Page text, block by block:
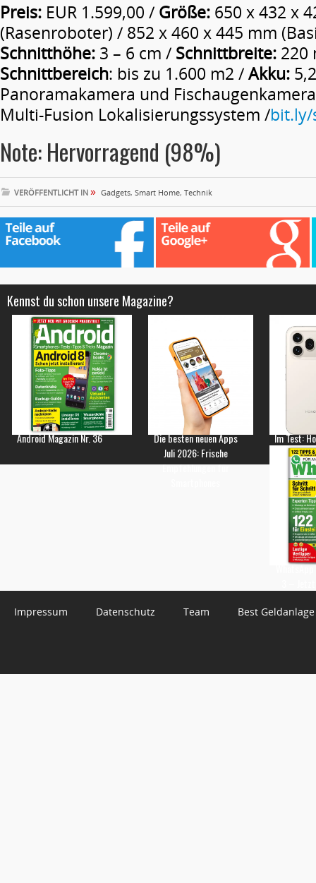
Preis: EUR 1.599,00 / Größe: 650 x 432 x
(Rasenroboter) / 852 x 460 x 445 mm
Schnitthöhe: 3 – 6 cm / Schnittbreite: 220
Schnittbereich: bis zu 1.600 m2 /Akku:
Panoramakamera und
Multi-Fusion Lokalisierungssystem /
Note: Hervorragend (98%)
VERÖFFENTLICHT IN » Gadgets, Smart Home, Technik
Kennst du schon unsere Magazine?
Android Magazin Nr. 36
Die besten neuen Apps
Juli 2026: Frische
Empfehlungen für
Im Test:
Impressum Datenschutz Team Best Geldanlage